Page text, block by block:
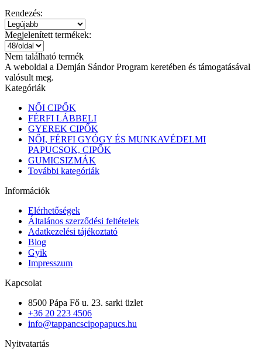
Rendezés:
Megjelenített termékek:
Nem található termék
A weboldal a Demján Sándor Program keretében és támogatásával
valósult meg.
Kategóriák
NŐI CIPŐK
FÉRFI LÁBBELI
GYEREK CIPŐK
NŐI, FÉRFI GYÓGY ÉS MUNKAVÉDELMI
PAPUCSOK, CIPŐK
GUMICSIZMÁK
További kategóriák
Információk
Elérhetőségek
Általános szerződési feltételek
Adatkezelési tájékoztató
Blog
Gyik
Impresszum
Kapcsolat
8500 Pápa Fő u. 23. sarki üzlet
+36 20 223 4506
info@tappancscipopapucs.hu
Nyitvatartás